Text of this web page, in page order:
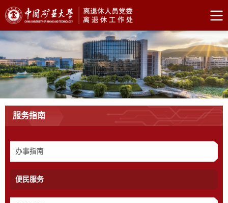
服务指南
办事指南
便民服务